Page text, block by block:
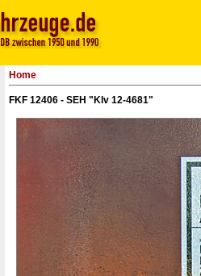
Home
FKF 12406 - SEH "Klv 12-4681"